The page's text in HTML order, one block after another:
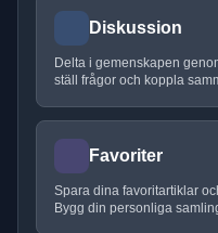
Diskussion
Delta i gemenskapen
ställ frågor och koppla
Favoriter
Spara dina favoritartiklar
Bygg din personliga